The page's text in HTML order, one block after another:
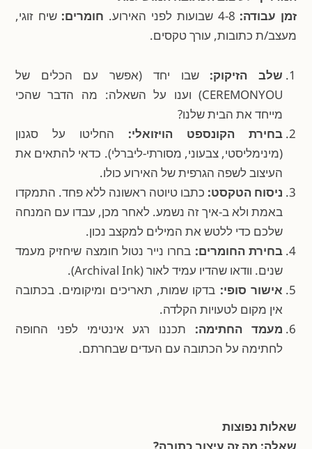
זמן עבודה:4-8 שבועות לפני האירוע. חומרים:שיח זוגי,
מעצב/ת כתובות, עורך טקסים.
שלב הזיקוק:שבו יחד (אפשר עם הכלים של
CEREMONYOU) וענו על השאלה: מה הדבר שהכי
מייחד את הבית שלנו?
בחירת הקונספט הויזואלי:החליטו על סגנון
(מינימליסטי, צבעוני, מסורתי-ליברלי). כדאי להתאים את
העיצוב לשפה הגרפית של האירוע כולו.
ניסוח הטקסט:כתבו טיוטה ראשונה ללא פחד. התמקדו
באמת ולא ב-איך זה נשמע. לאחר מכן, עבדו עם המנחה
שלכם כדי ללטש את המילים למקצב נכון.
בחירת החומרים:בחרו נייר נטול חומצה שיחזיק מעמד
שנים. וודאו שהדיו עמיד לאור (Archival Ink).
אישור סופי:בדקו שמות, תאריכים ומיקומים. בכתובה
אין מקום לטעויות הקלדה.
מעמד החתימה:תכננו רגע אינטימי לפני החופה
לחתימה על הכתובה עם העדים שבחרתם.
שאלות נפוצות
שאלה: מה זה עיצוב כתובה?